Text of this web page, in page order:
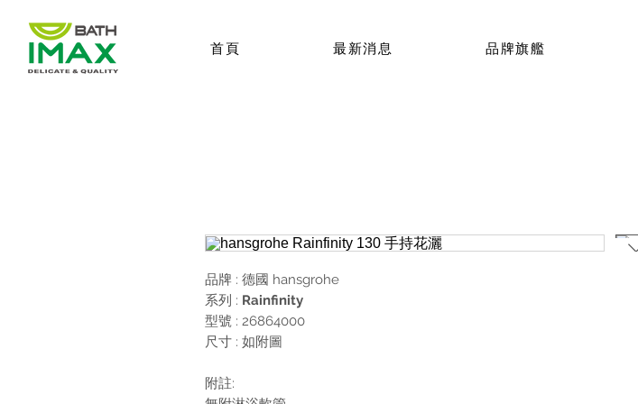
首頁 最新消息 品牌旗艦
品牌 : 德國 hansgrohe
系列 : Rainfinity
型號 : 26864000
尺寸 : 如附圖
附註: